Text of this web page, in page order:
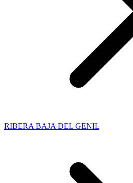
RIBERA BAJA DEL GENIL